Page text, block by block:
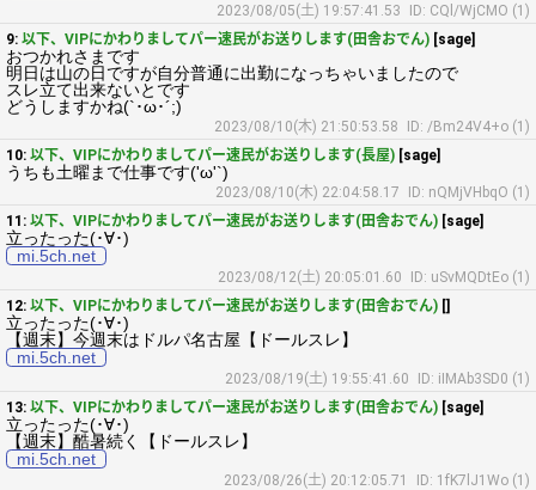
2023/08/05(土) 19:57:41.53
ID: CQl/WjCMO (1)
9: 以下、VIPにかわりましてパー速民がお送りします(田舎おでん) [sage]
おつかれさまです
明日は山の日ですが自分普通に出勤になっちゃいましたので
スレ立て出来ないとです
どうしますかね(`･ω･´;)
2023/08/10(木) 21:50:53.58
ID: /Bm24V4+o (1)
10: 以下、VIPにかわりましてパー速民がお送りします(長屋) [sage]
うちも土曜まで仕事です('ω'`)
2023/08/10(木) 22:04:58.17
ID: nQMjVHbqO (1)
11: 以下、VIPにかわりましてパー速民がお送りします(田舎おでん) [sage]
立ったった(･∀･)
mi.5ch.net
2023/08/12(土) 20:05:01.60
ID: uSvMQDtEo (1)
12: 以下、VIPにかわりましてパー速民がお送りします(田舎おでん) []
立ったった(･∀･)
【週末】今週末はドルパ名古屋【ドールスレ】
mi.5ch.net
2023/08/19(土) 19:55:41.60
ID: iIMAb3SD0 (1)
13: 以下、VIPにかわりましてパー速民がお送りします(田舎おでん) [sage]
立ったった(･∀･)
【週末】酷暑続く【ドールスレ】
mi.5ch.net
2023/08/26(土) 20:12:05.71
ID: 1fK7lJ1Wo (1)